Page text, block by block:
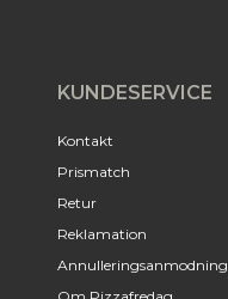
KUNDESERVICE
Kontakt
Prismatch
Retur
Reklamation
Annulleringsanmodning